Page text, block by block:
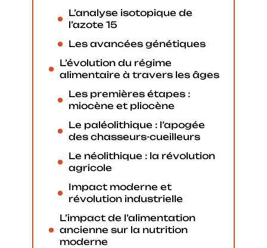
L’analyse isotopique de
l’azote 15
Les avancées génétiques
L’évolution du régime
alimentaire à travers les âges
Les premières étapes :
miocène et pliocène
Le paléolithique : l’apogée
des chasseurs-cueilleurs
Le néolithique : la révolution
agricole
Impact moderne et
révolution industrielle
L’impact de l’alimentation
ancienne sur la nutrition
moderne